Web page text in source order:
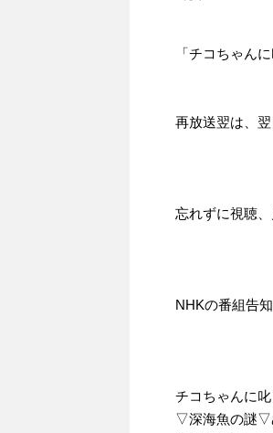
「チコちゃん
再放送翌は、
忘れずに視聴
NHKの番組告知
チコちゃんに
▽深海魚の謎▽